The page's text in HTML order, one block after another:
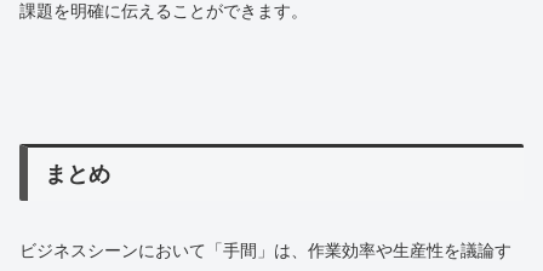
課題を明確に伝えることができます。
まとめ
ビジネスシーンにおいて「手間」は、作業効率や生産性を議論す